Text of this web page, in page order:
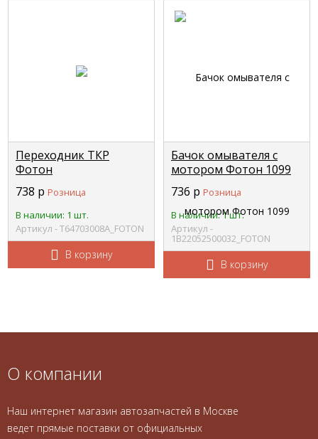
Переходник ТКР
Фотон
1049А/1069/1099/1138
FOTON Т64703008А
738 р Розница
В наличии: 1 шт.
Артикул - Т64703008А_FOTON
В корзину
Бачок омывателя с
мотором Фотон 1099
FOTON 1В22052500032
736 р Розница
В наличии: 1 шт.
Артикул -
1В22052500032_FOTON
В корзину
О компании
Наш интернет магазин автозапчастей в Москве
ведет прямые поставки от официальных